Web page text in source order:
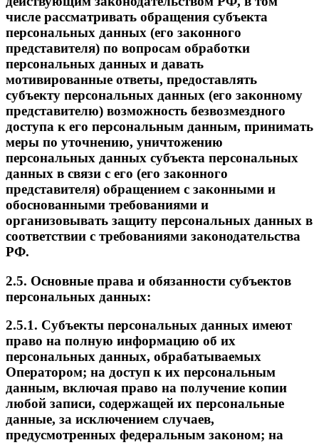
числе рассматривать обращения субъекта
персональных данных (его законного
представителя) по вопросам обработки
персональных данных и давать
мотивированные ответы, предоставлять
субъекту персональных данных (его законному
представителю) возможность безвозмездного
доступа к его персональным данным, принимать
меры по уточнению, уничтожению
персональных данных субъекта персональных
данных в связи с его (его законного
представителя) обращением с законными и
обоснованными требованиями и
организовывать защиту персональных данных в
соответствии с требованиями законодательства
РФ.
2.5. Основные права и обязанности субъектов
персональных данных:
2.5.1. Субъекты персональных данных имеют
право на полную информацию об их
персональных данных, обрабатываемых
Оператором; на доступ к их персональным
данным, включая право на получение копии
любой записи, содержащей их персональные
данные, за исключением случаев,
предусмотренных федеральным законом; на